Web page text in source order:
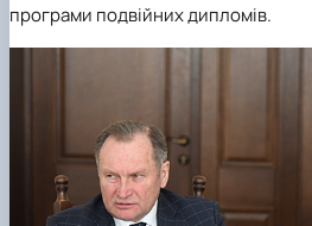
програми подвійних дипломів.